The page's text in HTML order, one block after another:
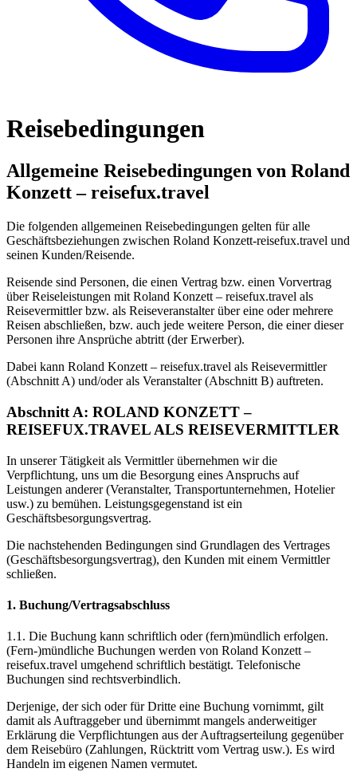
Reisebedingungen
Allgemeine Reisebedingungen von Roland
Konzett – reisefux.travel
Die folgenden allgemeinen Reisebedingungen gelten für alle
Geschäftsbeziehungen zwischen Roland Konzett-reisefux.travel und
seinen Kunden/Reisende.
Reisende sind Personen, die einen Vertrag bzw. einen Vorvertrag
über Reiseleistungen mit Roland Konzett – reisefux.travel als
Reisevermittler bzw. als Reiseveranstalter über eine oder mehrere
Reisen abschließen, bzw. auch jede weitere Person, die einer dieser
Personen ihre Ansprüche abtritt (der Erwerber).
Dabei kann Roland Konzett – reisefux.travel als Reisevermittler
(Abschnitt A) und/oder als Veranstalter (Abschnitt B) auftreten.
Abschnitt A: ROLAND KONZETT –
REISEFUX.TRAVEL ALS REISEVERMITTLER
In unserer Tätigkeit als Vermittler übernehmen wir die
Verpflichtung, uns um die Besorgung eines Anspruchs auf
Leistungen anderer (Veranstalter, Transportunternehmen, Hotelier
usw.) zu bemühen. Leistungsgegenstand ist ein
Geschäftsbesorgungsvertrag.
Die nachstehenden Bedingungen sind Grundlagen des Vertrages
(Geschäftsbesorgungsvertrag), den Kunden mit einem Vermittler
schließen.
1. Buchung/Vertragsabschluss
1.1. Die Buchung kann schriftlich oder (fern)mündlich erfolgen.
(Fern-)mündliche Buchungen werden von Roland Konzett –
reisefux.travel umgehend schriftlich bestätigt. Telefonische
Buchungen sind rechtsverbindlich.
Derjenige, der sich oder für Dritte eine Buchung vornimmt, gilt
damit als Auftraggeber und übernimmt mangels anderweitiger
Erklärung die Verpflichtungen aus der Auftragserteilung gegenüber
dem Reisebüro (Zahlungen, Rücktritt vom Vertrag usw.). Es wird
Handeln im eigenen Namen vermutet.